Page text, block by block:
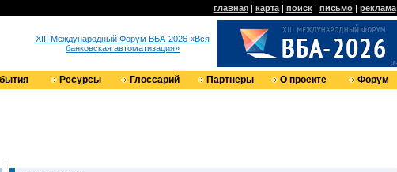
главная| карта| поиск| письмо| реклама
XIII Международный Форум ВБА-2026 «Вся
банковская автоматизация»
Ресурсы Глоссарий Партнеры О проекте Форум